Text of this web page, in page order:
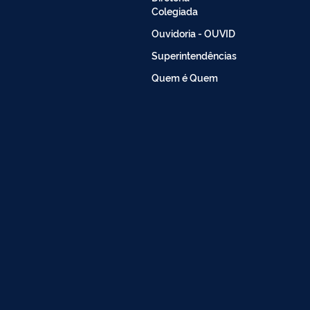
Colegiada
Ouvidoria - OUVID
Superintendências
Quem é Quem